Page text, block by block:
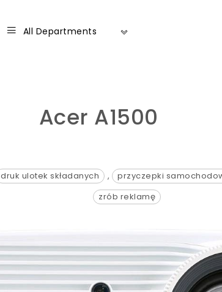
All Departments
Acer A1500
druk ulotek składanych , przyczepki
zrób reklamę